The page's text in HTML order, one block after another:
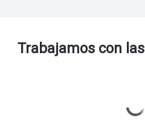
Trabajamos con las